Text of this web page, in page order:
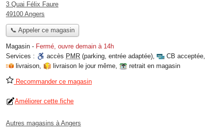
3 Quai Félix Faure
49100 Angers
📞 Appeler ce magasin
Magasin - Fermé, ouvre demain à 14h
Services :
accès PMR (parking, entrée adaptée), CB acceptée,
livraison, livraison le jour même, retrait en magasin
Recommander ce magasin
Améliorer cette fiche
Autres magasins à Angers